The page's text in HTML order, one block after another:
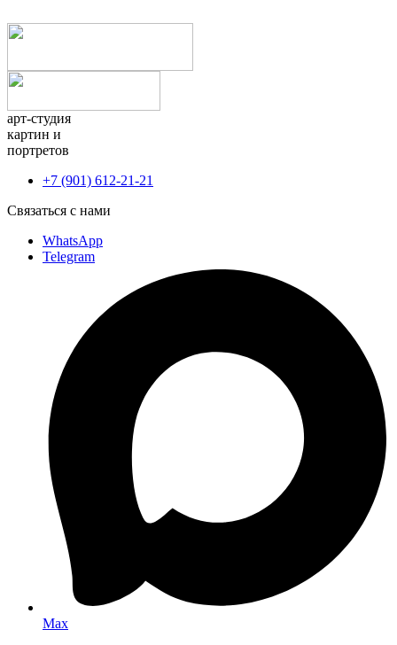
арт-студия
картин и
портретов
+7 (901) 612-21-21
Связаться с нами
WhatsApp
Telegram
Max